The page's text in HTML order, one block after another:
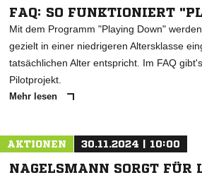
FAQ: SO FUNKTIONIERT
Mit dem Programm "Playing Down"
gezielt in einer niedrigeren Altersklasse
tatsächlichen Alter entspricht. Im FAQ
Pilotprojekt.
Mehr lesen
AKTIONEN 30.11.2024 | 10:00
NAGELSMANN SORGT FÜR